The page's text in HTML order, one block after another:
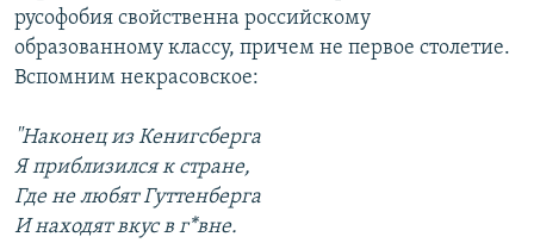
русофобия свойственна российскому
образованному классу, причем не первое столетие.
Вспомним некрасовское:
"Наконец из Кенигсберга
Я приблизился к стране,
Где не любят Гуттенберга
И находят вкус в г*вне.